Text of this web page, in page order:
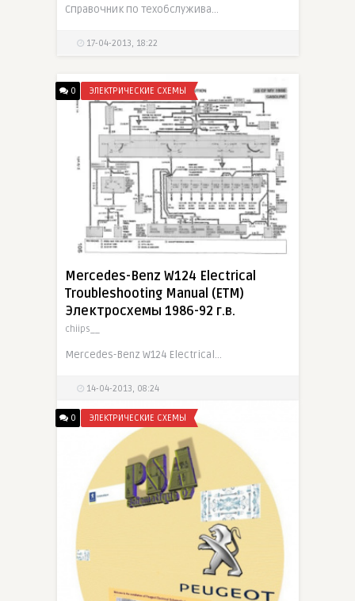
Справочник по техобслуживанию и ремонту Фиат Панда
17-04-2013, 18:22
0 ЭЛЕКТРИЧЕСКИЕ СХЕМЫ
Mercedes-Benz W124 Electrical
Troubleshooting Manual (ETM)
Электросхемы 1986-92 г.в.
chiips__
Mercedes-Benz W124 Electrical Troubleshooting Manual (ETM) — это профессиональное руководство по диагностике и анализу электрических систем автомобилей серии W124. Документация содержит подробные
14-04-2013, 08:24
0 ЭЛЕКТРИЧЕСКИЕ СХЕМЫ